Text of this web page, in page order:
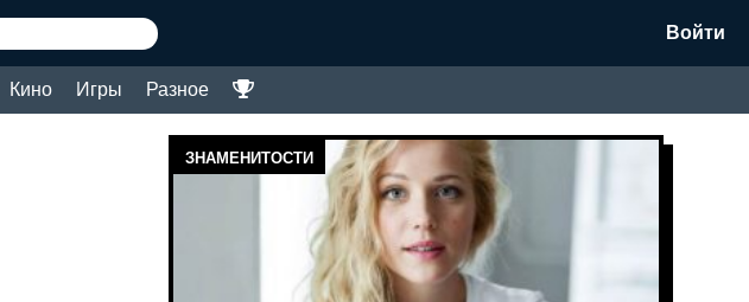
Войти
Кино Игры Разное
ЗНАМЕНИТОСТИ